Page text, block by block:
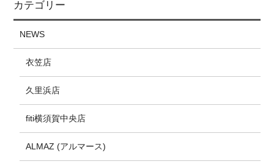
カテゴリー
NEWS
衣笠店
久里浜店
fiti横須賀中央店
ALMAZ (アルマース)